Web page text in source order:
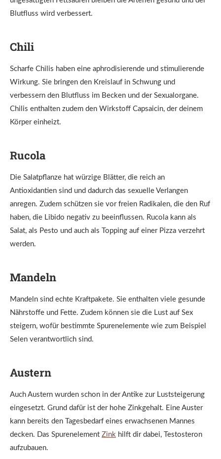
Blutfluss wird verbessert.
Chili
Scharfe Chilis haben eine aphrodisierende und stimulierende
Wirkung. Sie bringen den Kreislauf in Schwung und
verbessern den Blutfluss im Becken und der Sexualorgane.
Chilis enthalten zudem den Wirkstoff Capsaicin, der deinem
Körper einheizt.
Rucola
Die Salatpflanze hat würzige Blätter, die reich an
Antioxidantien sind und dadurch das sexuelle Verlangen
anregen. Zudem schützen sie vor freien Radikalen, die den Ruf
haben, die Libido negativ zu beeinflussen. Rucola kann als
Salat, als Pesto und auch als Topping auf einer Pizza verzehrt
werden.
Mandeln
Mandeln sind echte Kraftpakete. Sie enthalten viele gesunde
Nährstoffe und Fette. Zudem können sie die Lust auf Sex
steigern, wofür bestimmte Spurenelemente wie zum Beispiel
Selen verantwortlich sind.
Austern
Auch Austern wurden schon in der Antike zur Luststeigerung
eingesetzt. Grund dafür ist der hohe Zinkgehalt. Eine Auster
kann bereits den Tagesbedarf eines erwachsenen Mannes
decken. Das Spurenelement Zink hilft dir dabei, Testosteron
aufzubauen.